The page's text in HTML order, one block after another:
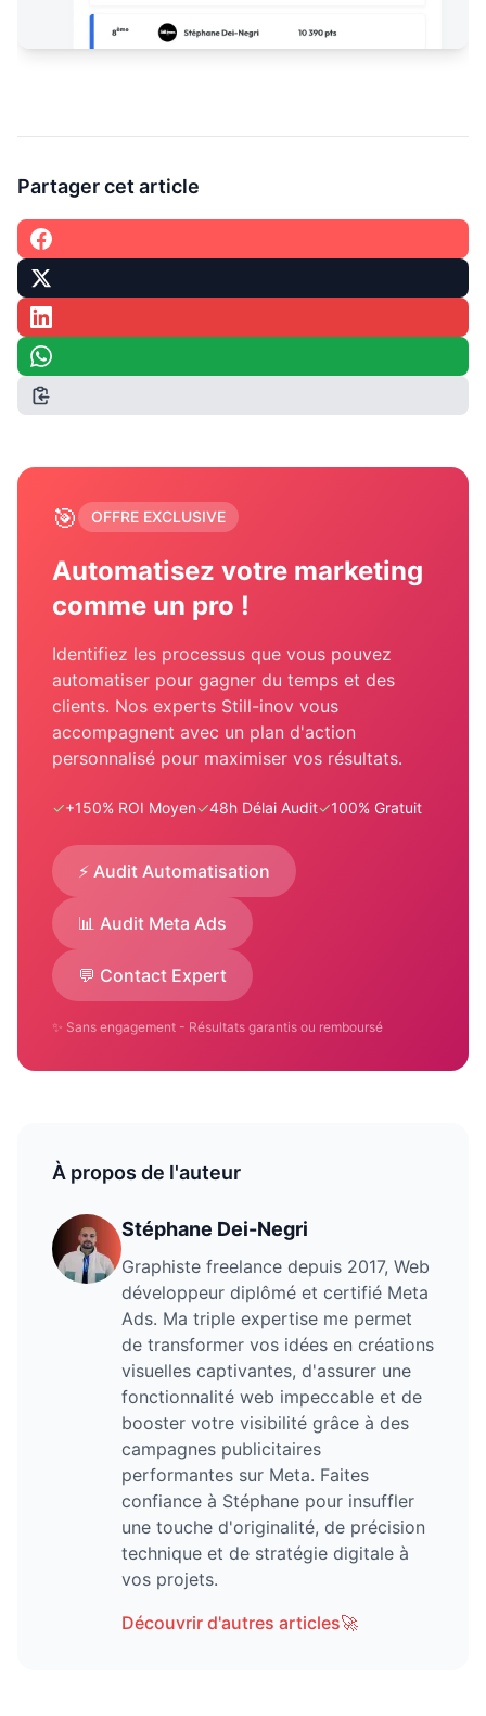
Partager cet article
🎯 OFFRE EXCLUSIVE
Automatisez votre marketing
comme un pro !
Identifiez les processus que vous pouvez
automatiser pour gagner du temps et des
clients. Nos experts Still-inov vous
accompagnent avec un plan d'action
personnalisé pour maximiser vos résultats.
✓+150% ROI Moyen✓48h Délai Audit✓100% Gratuit
⚡ Audit Automatisation
📊 Audit Meta Ads
💬 Contact Expert
✨ Sans engagement - Résultats garantis ou remboursé
À propos de l'auteur
Stéphane Dei-Negri
Graphiste freelance depuis 2017, Web
développeur diplômé et certifié Meta
Ads. Ma triple expertise me permet
de transformer vos idées en créations
visuelles captivantes, d'assurer une
fonctionnalité web impeccable et de
booster votre visibilité grâce à des
campagnes publicitaires
performantes sur Meta. Faites
confiance à Stéphane pour insuffler
une touche d'originalité, de précision
technique et de stratégie digitale à
vos projets.
Découvrir d'autres articles🚀